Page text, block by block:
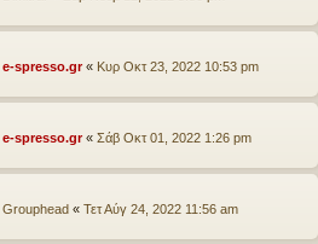
e-spresso.gr« Κυρ Οκτ 23, 2022 10:53 pm
e-spresso.gr« Σάβ Οκτ 01, 2022 1:26 pm
Grouphead « Τετ Αύγ 24, 2022 11:56 am